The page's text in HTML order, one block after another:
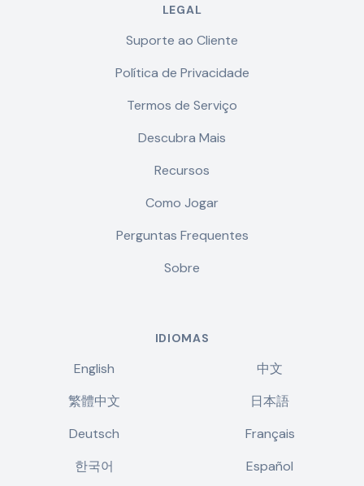
LEGAL
Suporte ao Cliente
Política de Privacidade
Termos de Serviço
Descubra Mais
Recursos
Como Jogar
Perguntas Frequentes
Sobre
IDIOMAS
English
中文
繁體中文
日本語
Deutsch
Français
한국어
Español